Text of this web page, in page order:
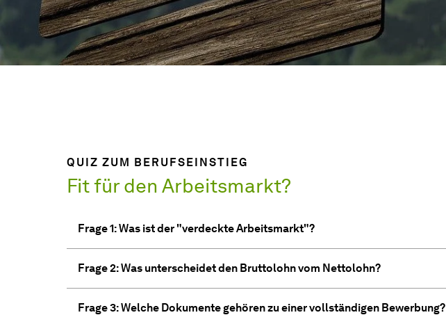
QUIZ ZUM BERUFSEINSTIEG
Fit für den Arbeitsmarkt?
Frage 1: Was ist der "verdeckte Arbeitsmarkt"?
Frage 2: Was unterscheidet den Bruttolohn vom Nettolohn?
Frage 3: Welche Dokumente gehören zu einer vollständigen Bewerbung?